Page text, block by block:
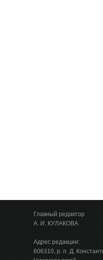
Главный редактор
А. И. КУЛАКОВА
Адрес редакции:
606310, р. п. Д.